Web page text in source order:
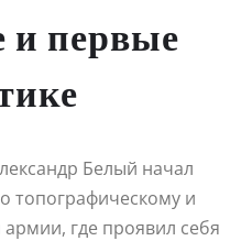
и первые
Белый начал
топографическому и
где проявил себя